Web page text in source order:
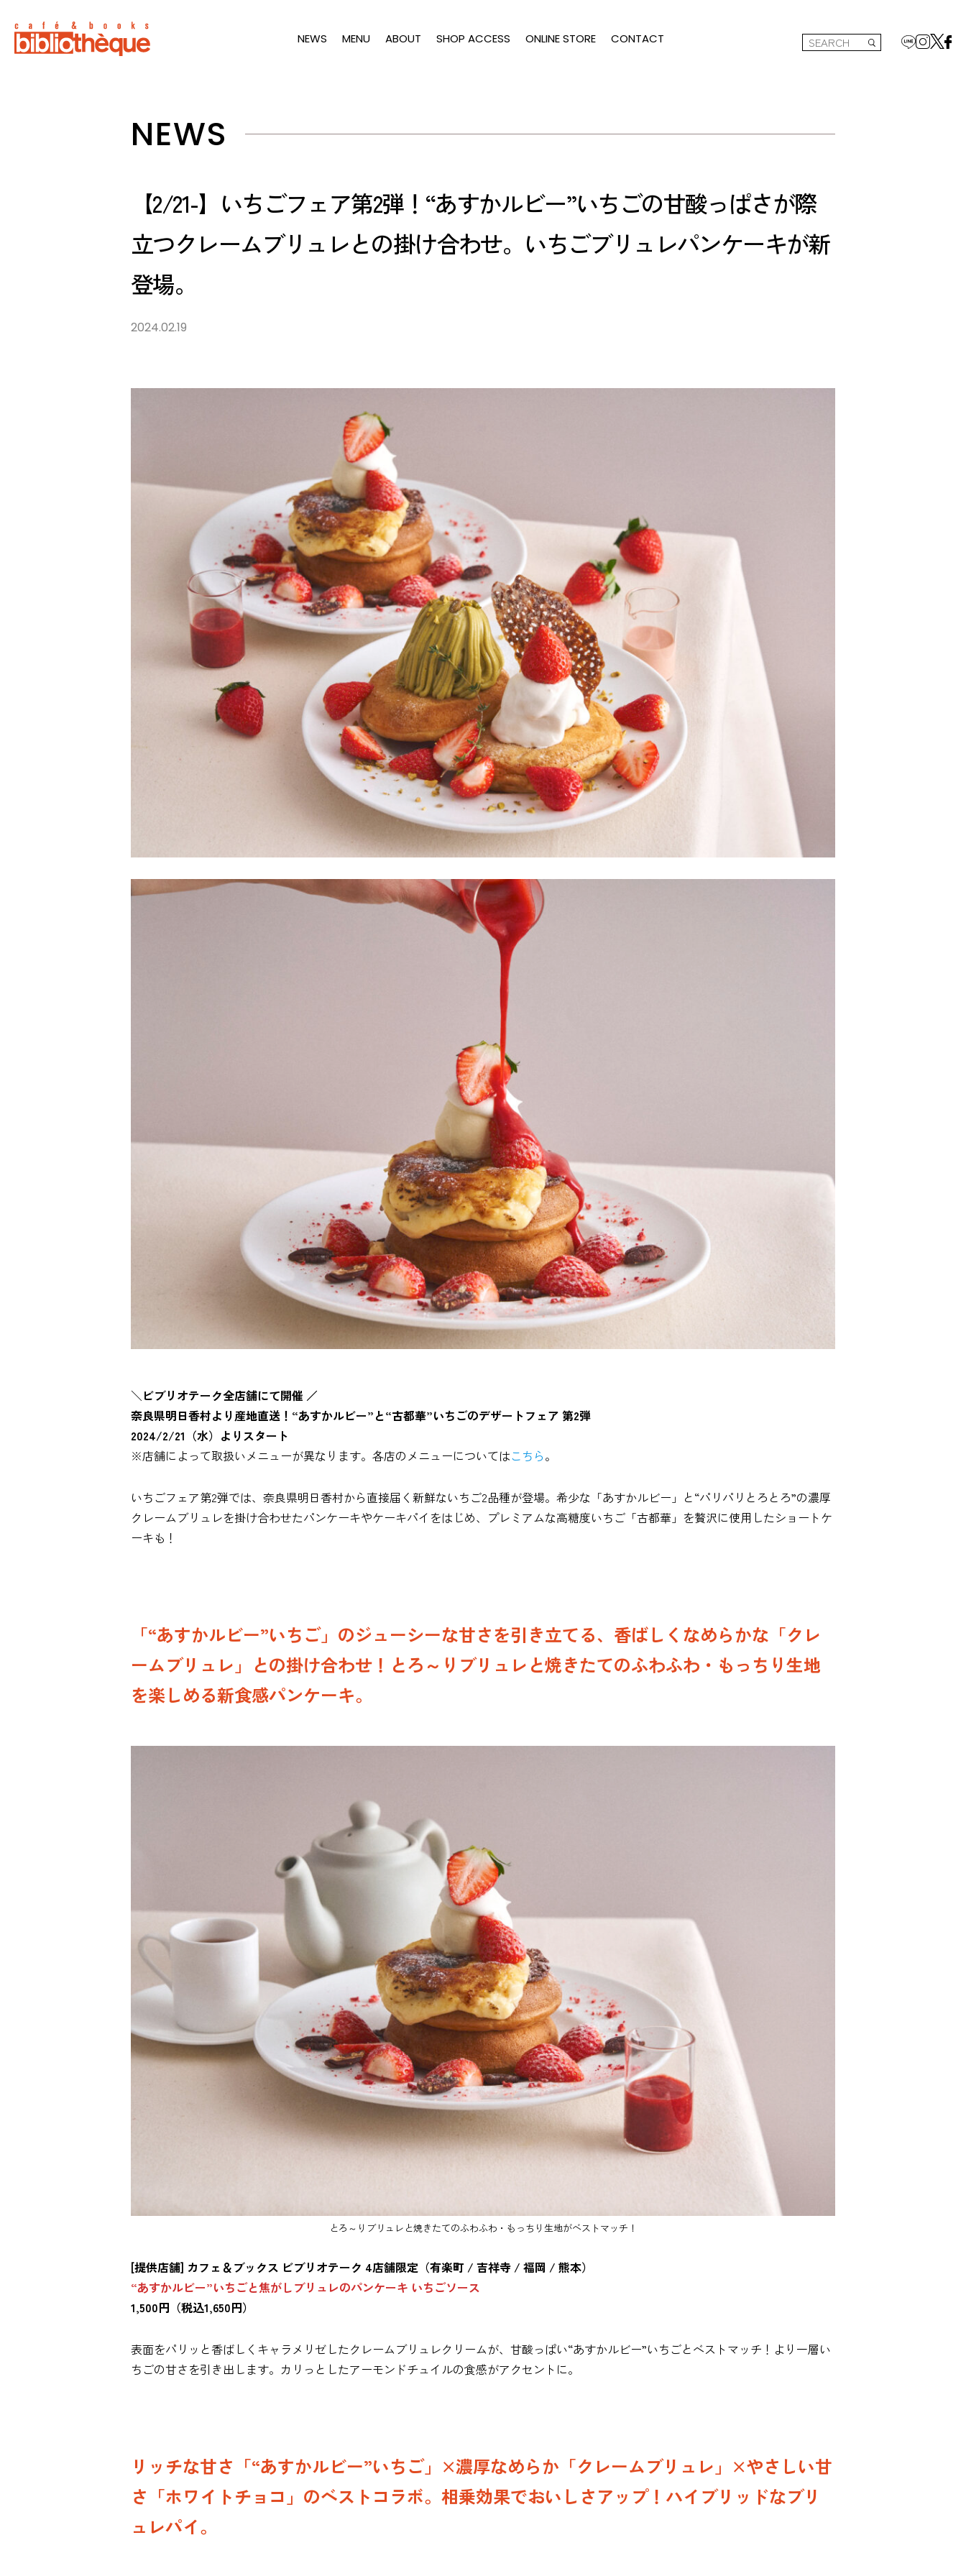
NEWS MENU ABOUT SHOP ACCESS ONLINE STORE CONTACT
NEWS
【2/21-】いちごフェア第2弾！“あすかルビー”いちごの甘酸っぱさが際
立つクレームブリュレとの掛け合わせ。いちごブリュレパンケーキが新
登場。
2024.02.19
＼ビブリオテーク全店舗にて開催 ／
奈良県明日香村より産地直送！“あすかルビー”と“古都華”いちごのデザートフェア 第2弾
2024/2/21（水）よりスタート
※店舗によって取扱いメニューが異なります。各店のメニューについてはこちら。
いちごフェア第2弾では、奈良県明日香村から直接届く新鮮ないちご2品種が登場。希少な「あすかルビー」と“パリパリとろとろ”の濃厚
クレームブリュレを掛け合わせたパンケーキやケーキパイをはじめ、プレミアムな高糖度いちご「古都華」を贅沢に使用したショートケ
ーキも！
「“あすかルビー”いちご」のジューシーな甘さを引き立てる、香ばしくなめらかな「クレ
ームブリュレ」との掛け合わせ！とろ～りブリュレと焼きたてのふわふわ・もっちり生地
を楽しめる新食感パンケーキ。
とろ～りブリュレと焼きたてのふわふわ・もっちり生地がベストマッチ！
[提供店舗] カフェ＆ブックス ビブリオテーク 4店舗限定（有楽町 / 吉祥寺 / 福岡 / 熊本）
“あすかルビー”いちごと焦がしブリュレのパンケーキ いちごソース
1,500円（税込1,650円）
表面をパリッと香ばしくキャラメリゼしたクレームブリュレクリームが、甘酸っぱい“あすかルビー”いちごとベストマッチ！より一層い
ちごの甘さを引き出します。カリっとしたアーモンドチュイルの食感がアクセントに。
リッチな甘さ「“あすかルビー”いちご」×濃厚なめらか「クレームブリュレ」×やさしい甘
さ「ホワイトチョコ」のベストコラボ。相乗効果でおいしさアップ！ハイブリッドなブリ
ュレパイ。